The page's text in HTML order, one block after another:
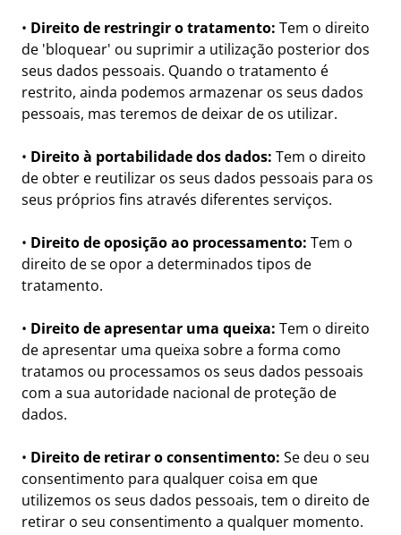
• Direito de restringir o tratamento: Tem o direito
de 'bloquear' ou suprimir a utilização posterior dos
seus dados pessoais. Quando o tratamento é
restrito, ainda podemos armazenar os seus dados
pessoais, mas teremos de deixar de os utilizar.
• Direito à portabilidade dos dados: Tem o direito
de obter e reutilizar os seus dados pessoais para os
seus próprios fins através diferentes serviços.
• Direito de oposição ao processamento: Tem o
direito de se opor a determinados tipos de
tratamento.
• Direito de apresentar uma queixa: Tem o direito
de apresentar uma queixa sobre a forma como
tratamos ou processamos os seus dados pessoais
com a sua autoridade nacional de proteção de
dados.
• Direito de retirar o consentimento: Se deu o seu
consentimento para qualquer coisa em que
utilizemos os seus dados pessoais, tem o direito de
retirar o seu consentimento a qualquer momento.